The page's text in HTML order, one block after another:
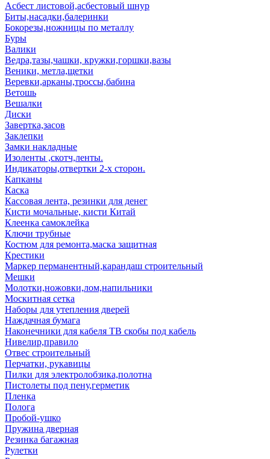
Асбест листовой,асбестовый шнур
Биты,насадки,балеринки
Бокорезы,ножницы по металлу
Буры
Валики
Ведра,тазы,чашки, кружки,горшки,вазы
Веники, метла,щетки
Веревки,арканы,троссы,бабина
Ветошь
Вешалки
Диски
Завертка,засов
Заклепки
Замки накладные
Изоленты ,скотч,ленты.
Индикаторы,отвертки 2-х сторон.
Капканы
Каска
Кассовая лента, резинки для денег
Кисти мочальные, кисти Китай
Клеенка самоклейка
Ключи трубные
Костюм для ремонта,маска защитная
Крестики
Маркер перманентный,карандаш строительный
Мешки
Молотки,ножовки,лом,напильники
Москитная сетка
Наборы для утепления дверей
Наждачная бумага
Наконечники для кабеля ТВ скобы под кабель
Нивелир,правило
Отвес строительный
Перчатки, рукавицы
Пилки для электролобзика,полотна
Пистолеты под пену,герметик
Пленка
Полога
Пробой-ушко
Пружина дверная
Резинка багажная
Рулетки